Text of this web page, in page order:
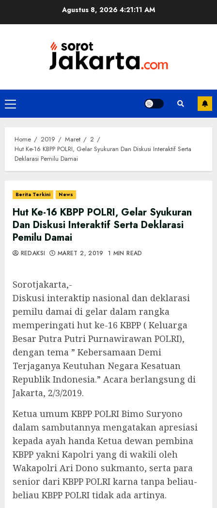
Agustus 8, 2026 4:21:12 AM
Primary
Menu
Home 2019 Maret
2
Hut Ke-16 KBPP POLRI, Gelar Syukuran Dan Diskusi Interaktif Serta
Deklarasi Pemilu Damai
Berita Terkini News
Hut Ke-16 KBPP POLRI, Gelar Syukuran
Dan Diskusi Interaktif Serta Deklarasi
Pemilu Damai
REDAKSI MARET 2, 2019 1 MIN READ
Sorotjakarta,-
Diskusi interaktip nasional dan deklarasi
pemilu damai di gelar dalam rangka
memperingati hut ke-16 KBPP ( Keluarga
Besar Putra Putri Purnawirawan POLRI),
dengan tema ” Kebersamaan Demi
Terjaganya Keutuhan Negara Kesatuan
Republik Indonesia.” Acara berlangsung di
Jakarta, 2/3/2019.
Ketua umum KBPP POLRI Bimo Suryono
dalam sambutannya mengatakan apresiasi
kepada ayah handa Ketua dewan pembina
KBPP yakni Kapolri yang di wakili oleh
Wakapolri Ari Dono sukmanto, serta para
senior dari KBPP POLRI karna tanpa beliau-
beliau KBPP POLRI tidak ada artinya.